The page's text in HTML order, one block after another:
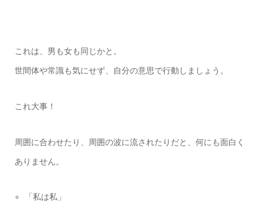
これは、男も女も同じかと。
世間体や常識も気にせず、自分の意思で行動しましょう。
これ大事！
周囲に合わせたり、周囲の波に流されたりだと、何にも面白く
ありません。
「私は私」